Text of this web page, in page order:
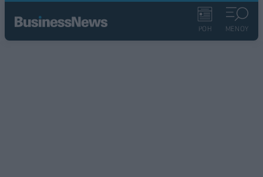
ΡΟΗ ΜΕΝΟΥ